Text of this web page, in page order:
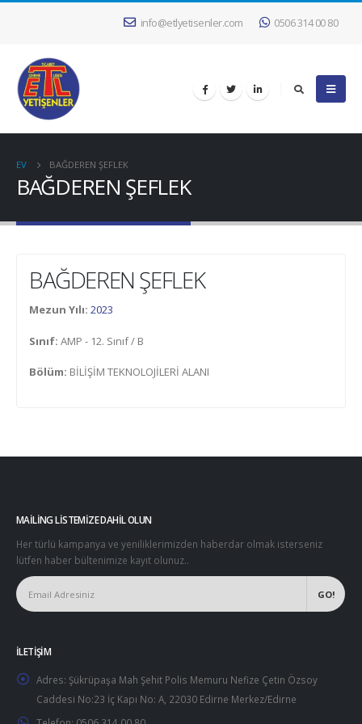
info@etlyetisenler.com 0506 314 00 80
EV BAĞDEREN ŞEFLEK
BAĞDEREN ŞEFLEK
BAĞDEREN ŞEFLEK
Mezun Yılı: 2023
Sınıf: AMP - 12. Sınıf / B
Bölüm: BİLİŞİM TEKNOLOJİLERİ ALANI
MAILING LISTEMIZE DAHIL OLUN
Her türlü kampanya ve yeniliklerimizden haberdar olmak isterseniz
lütfen haber bültenimize kayıt olunuz..
İLETIŞIM
Adres: Şükrüpaşa Mah Şehit Polis Memuru Nefize Çetin Özsoy
Caddesi No:23 İç Kapı No: A, 22030 Edirne Merkez/Edirne